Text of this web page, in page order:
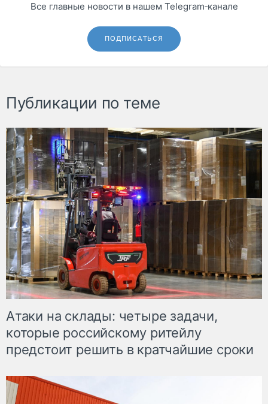
Все главные новости в нашем Telegram‑канале
ПОДПИСАТЬСЯ
Публикации по теме
Атаки на склады: четыре задачи,
которые российскому ритейлу
предстоит решить в кратчайшие сроки